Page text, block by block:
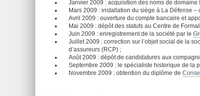
Janvier 2009 : acquisition des noms de domaine
Mars 2009 : installation du siège à La Défense –
Avril 2009 : ouverture du compte bancaire et
Mai 2009 : dépôt des statuts au Centre de
Juin 2009 : enregistrement de la société par le
Juillet 2009 : correction sur l’objet social de la
d’assureurs (RCP) ;
Août 2009 : dépôt de candidatures aux
Septembre 2009 : le spécialiste historique de la
Novembre 2009 : obtention du diplôme de